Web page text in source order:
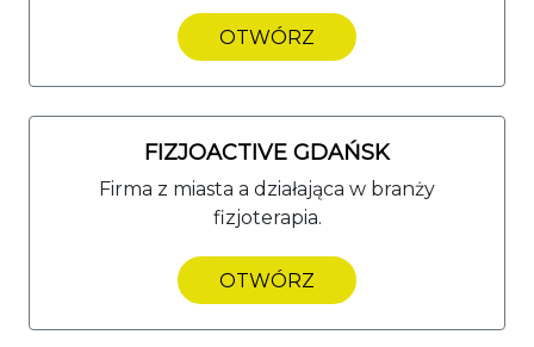
OTWÓRZ
FIZJOACTIVE GDAŃSK
Firma z miasta a działająca w branży
fizjoterapia.
OTWÓRZ